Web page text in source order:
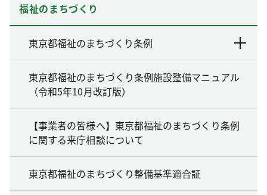
福祉のまちづくり
東京都福祉のまちづくり条例
東京都福祉のまちづくり条例施設整備マニュアル
（令和5年10月改訂版）
【事業者の皆様へ】東京都福祉のまちづくり条例
に関する来庁相談について
東京都福祉のまちづくり整備基準適合証